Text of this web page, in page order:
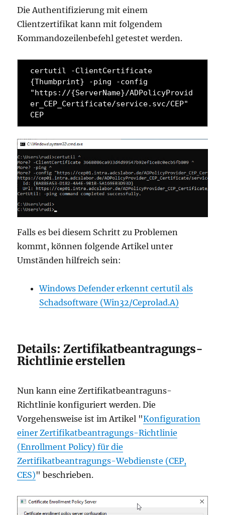
Die Authentifizierung mit einem
Clientzertifikat kann mit folgendem
Kommandozeilenbefehl getestet werden.
certutil -ClientCertificate
{Thumbprint} -ping -config
"https://{ServerName}/ADPolicyProvid
er_CEP_Certificate/service.svc/CEP"
CEP
Falls es bei diesem Schritt zu Problemen
kommt, können folgende Artikel unter
Umständen hilfreich sein:
Windows Defender erkennt certutil als
Schadsoftware (Win32/Ceprolad.A)
Details: Zertifikatbeantragungs-
Richtlinie erstellen
Nun kann eine Zertifikatbeantraguns-
Richtlinie konfiguriert werden. Die
Vorgehensweise ist im Artikel "Konfiguration
einer Zertifikatbeantragungs-Richtlinie
(Enrollment Policy) für die
Zertifikatbeantragungs-Webdienste (CEP,
CES)" beschrieben.